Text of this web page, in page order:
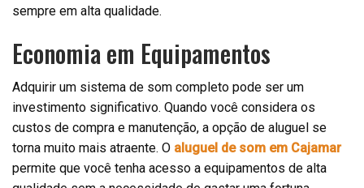
sempre em alta qualidade.
Economia em Equipamentos
Adquirir um sistema de som completo pode ser um
investimento significativo. Quando você considera os
custos de compra e manutenção, a opção de aluguel se
torna muito mais atraente. O aluguel de som em Cajamar
permite que você tenha acesso a equipamentos de alta